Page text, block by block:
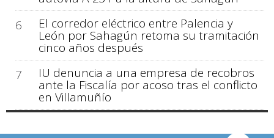
6
El corredor eléctrico entre Palencia y
León por Sahagún retoma su tramitación
cinco años después
7
IU denuncia a una empresa de recobros
ante la Fiscalía por acoso tras el conflicto
en Villamuñío